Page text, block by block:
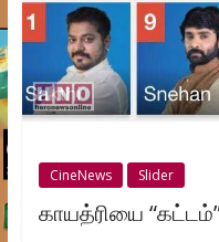
CineNews Slider
காயத்ரியை